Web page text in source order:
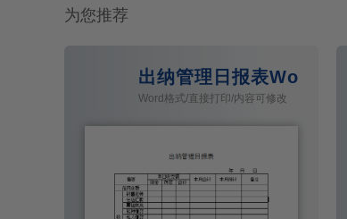
为您推荐
出纳管理日报表Word模板
Word格式/直接打印/内容可修改